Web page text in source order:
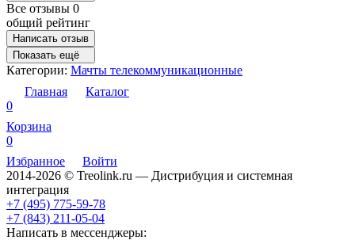
Все отзывы 0
общий рейтинг
Написать отзыв
Показать ещё
Категории: Мачты телекоммуникационные
Главная
Каталог
0
Корзина
0
Избранное
Войти
2014-2026 © Treolink.ru — Дистрибуция и системная
интеграция
+7 (495) 775-59-78
+7 (843) 211-05-04
Написать в мессенджеры: